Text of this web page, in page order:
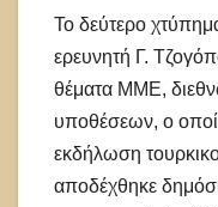
Το δεύτερο
ερευνητή Γ.
θέματα ΜΜΕ,
υποθέσεων, ο
εκδήλωση
αποδέχθηκε